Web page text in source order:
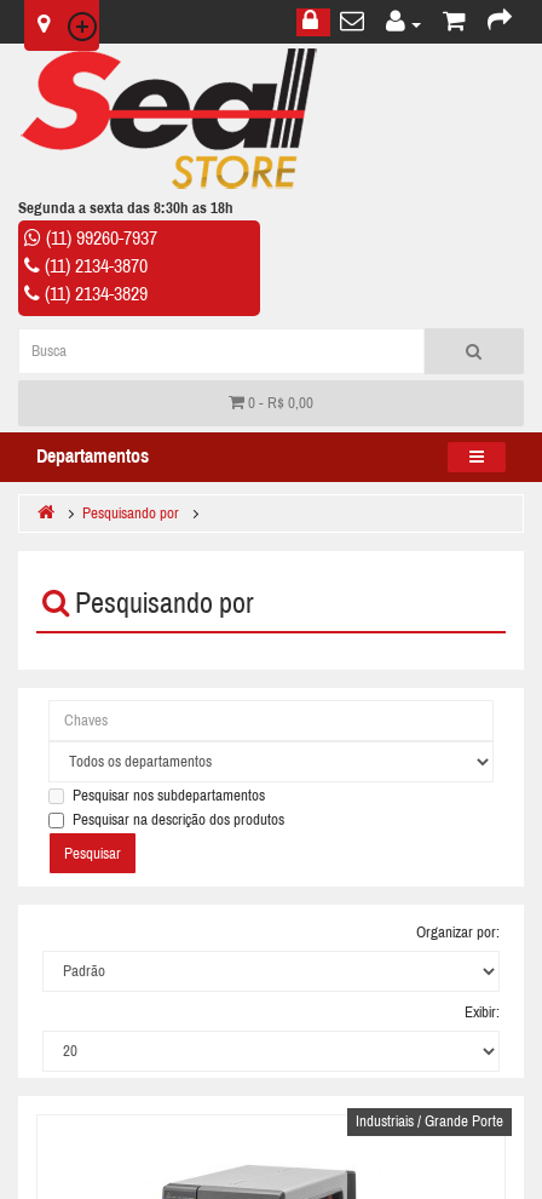
Segunda a sexta das 8:30h as 18h
(11) 99260-7937
(11) 2134-3870
(11) 2134-3829
0 - R$ 0,00
Departamentos
Pesquisando por
Pesquisando por
Pesquisar nos subdepartamentos
Pesquisar na descrição dos produtos
Organizar por:
Exibir:
Industriais / Grande Porte